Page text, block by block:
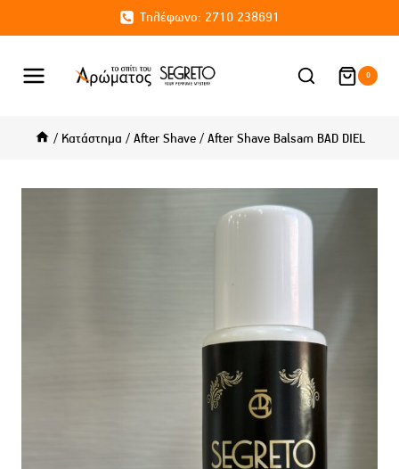
content
Τηλέφωνο: 2710 238691
0
/ Κατάστημα / After Shave / After Shave Balsam BAD DIEL